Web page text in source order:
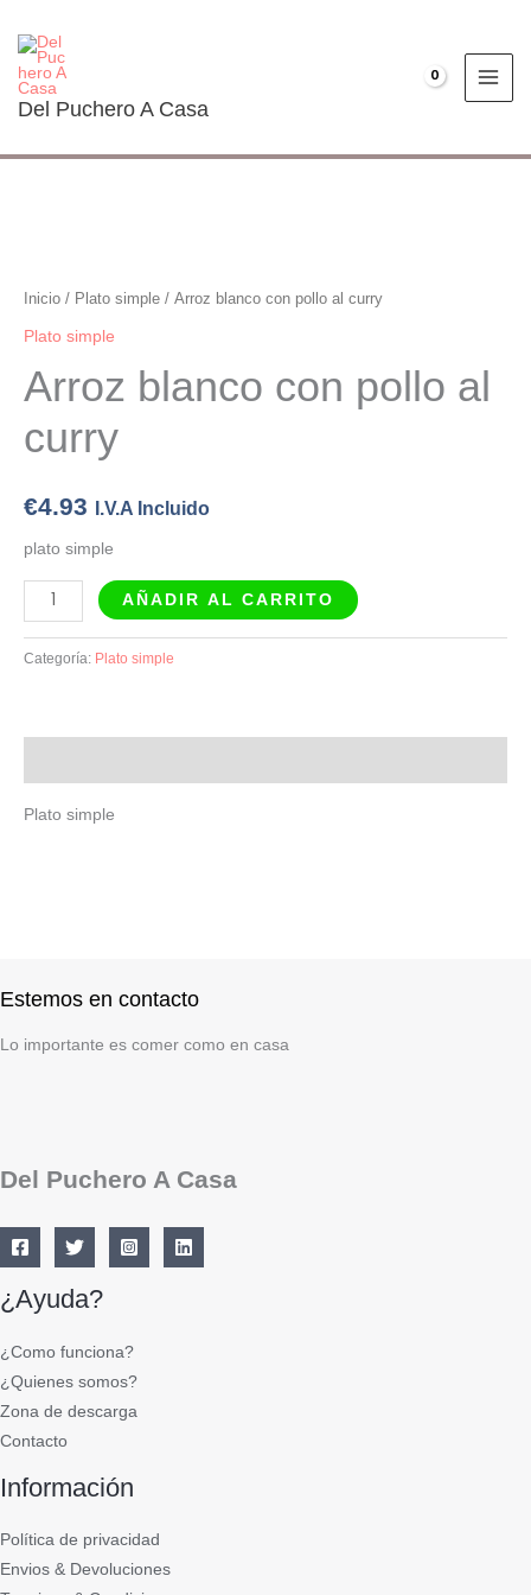
contenido
Del Puchero A Casa
Inicio / Plato simple / Arroz blanco con pollo al curry
Plato simple
Arroz blanco con pollo al
curry
€4.93 I.V.A Incluido
plato simple
con
pollo
curry
AÑADIR AL CARRITO
Categoría: Plato simple
Plato simple
Estemos en contacto
Lo importante es comer como en casa
Del Puchero A Casa
¿Ayuda?
¿Como funciona?
¿Quienes somos?
Zona de descarga
Contacto
Información
Política de privacidad
Envios & Devoluciones